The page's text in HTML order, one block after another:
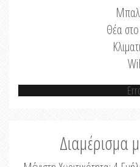
Θέα
Διαμέρισμα